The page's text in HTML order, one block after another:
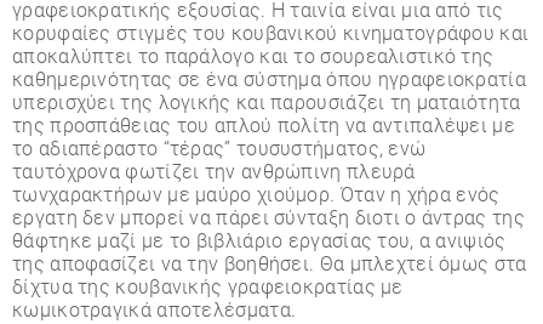
γραφειοκρατικής εξουσίας. Η ταινία είναι μια από τις
κορυφαίες στιγμές του κουβανικού κινηματογράφου και
αποκαλύπτει το παράλογο και το σουρεαλιστικό της
καθημερινότητας σε ένα σύστημα όπου ηγραφειοκρατία
υπερισχύει της λογικής και παρουσιάζει τη ματαιότητα
της προσπάθειας του απλού πολίτη να αντιπαλέψει με
το αδιαπέραστο “τέρας” τουσυστήματος, ενώ
ταυτόχρονα φωτίζει την ανθρώπινη πλευρά
τωνχαρακτήρων με μαύρο χιούμορ. Όταν η χήρα ενός
εργατη δεν μπορεί να πάρει σύνταξη διοτι ο άντρας της
θάφτηκε μαζί με το βιβλιάριο εργασίας του, α ανιψιός
της αποφασίζει να την βοηθήσει. Θα μπλεχτεί όμως στα
δίχτυα της κουβανικής γραφειοκρατίας με
κωμικοτραγικά αποτελέσματα.